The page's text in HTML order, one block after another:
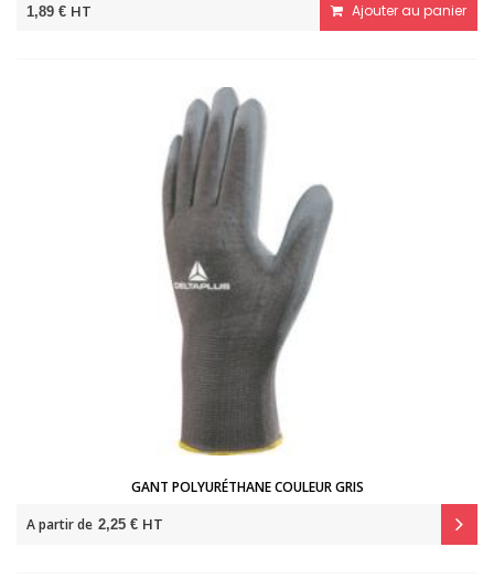
1,89 € HT Ajouter au panier
GANT POLYURÉTHANE COULEUR GRIS
A partir de 2,25 € HT